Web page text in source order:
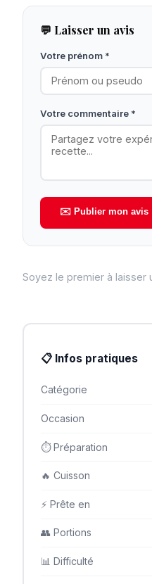
💬 Laisser un avis
Votre prénom *
Votre commentaire *
✉️ Publier mon avis
Soyez le premier à laisser
📋 Infos pratiques
Catégorie
Occasion
⏱ Préparation
🔥 Cuisson
⚡ Prête en
👥 Portions
📊 Difficulté